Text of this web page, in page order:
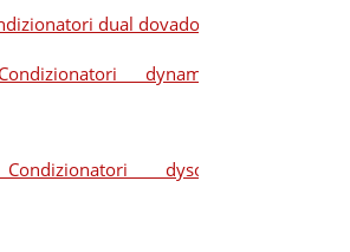
dual dovadola
dynamic
dyson